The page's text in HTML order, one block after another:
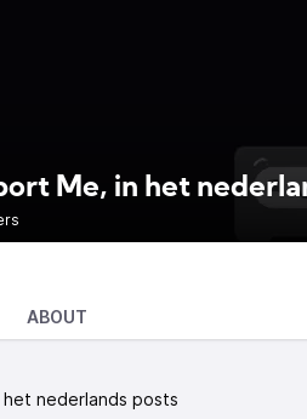
Me, in het
ABOUT
nederlands posts